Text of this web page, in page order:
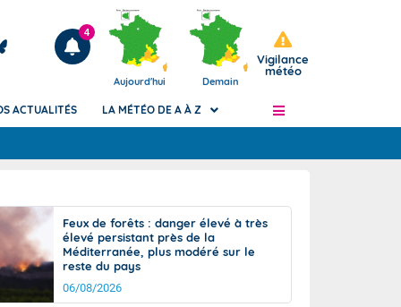
Articles
4
Aujourd'hui Demain
Vigilance
météo
Phénomènes dangereux de J+2 à J+7
Avertissement pluies intenses à l'échelle
des communes (Apic)
Bulletins Marine
ACTUALITÉS LA MÉTÉO DE A À Z
Feux de forêts : danger élevé à très
élevé persistant près de la
Méditerranée, plus modéré sur le
reste du pays
06/08/2026